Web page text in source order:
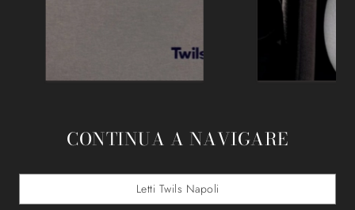
CONTINUA A NAVIGARE
Letti Twils Napoli